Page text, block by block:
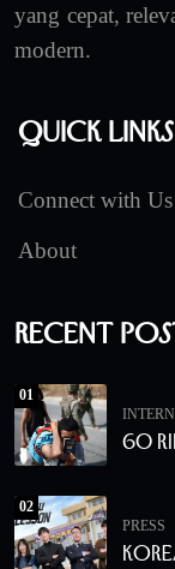
yang cepat,
modern.
Quick Links
Connect with Us
About
Recent
01
60
02
PRESS